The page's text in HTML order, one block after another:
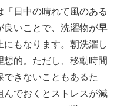
日中の晴れて風のある
良いことで、洗濯物が早
にもなります。朝洗濯し
的。ただし、移動時間
きないこともあるた
んでおくとストレスが減